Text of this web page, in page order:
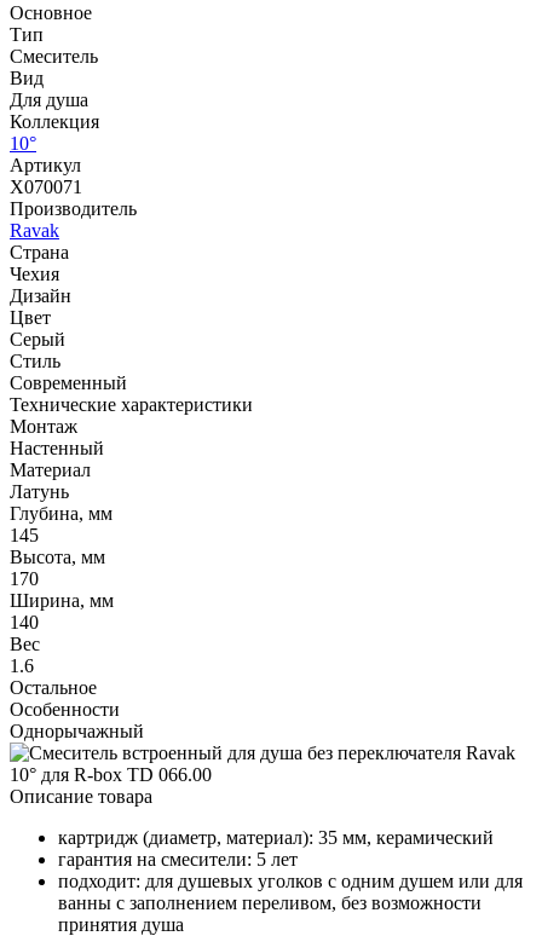
Основное
Тип
Смеситель
Вид
Для душа
Коллекция
10°
Артикул
X070071
Производитель
Ravak
Страна
Чехия
Дизайн
Цвет
Серый
Стиль
Современный
Технические характеристики
Монтаж
Настенный
Материал
Латунь
Глубина, мм
145
Высота, мм
170
Ширина, мм
140
Вес
1.6
Остальное
Особенности
Однорычажный
Описание товара
картридж (диаметр, материал): 35 мм, керамический
гарантия на смесители: 5 лет
подходит: для душевых уголков с одним душем или для
ванны с заполнением переливом, без возможности
принятия душа